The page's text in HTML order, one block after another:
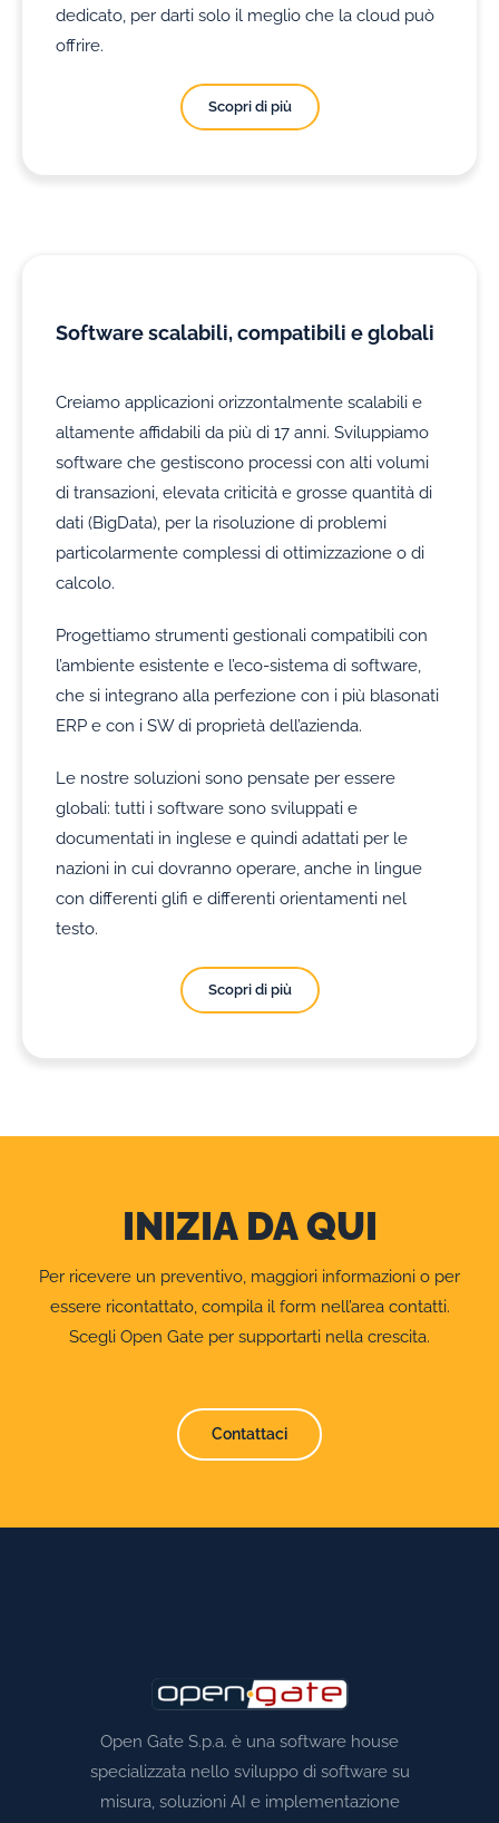
dedicato, per darti solo il meglio che la cloud può
offrire.
Scopri di più
Software scalabili, compatibili e globali
Creiamo applicazioni orizzontalmente scalabili e
altamente affidabili da più di 17 anni. Sviluppiamo
software che gestiscono processi con alti volumi
di transazioni, elevata criticità e grosse quantità di
dati (BigData), per la risoluzione di problemi
particolarmente complessi di ottimizzazione o di
calcolo.
Progettiamo strumenti gestionali compatibili con
l’ambiente esistente e l’eco-sistema di software,
che si integrano alla perfezione con i più blasonati
ERP e con i SW di proprietà dell’azienda.
Le nostre soluzioni sono pensate per essere
globali: tutti i software sono sviluppati e
documentati in inglese e quindi adattati per le
nazioni in cui dovranno operare, anche in lingue
con differenti glifi e differenti orientamenti nel
testo.
Scopri di più
INIZIA DA QUI
Per ricevere un preventivo, maggiori informazioni o per
essere ricontattato, compila il form nell’area contatti.
Scegli Open Gate per supportarti nella crescita.
Contattaci
Open Gate S.p.a. è una software house
specializzata nello sviluppo di software su
misura, soluzioni AI e implementazione